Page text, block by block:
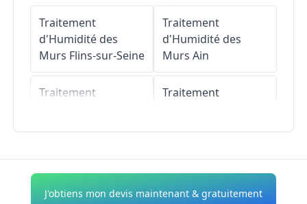
Traitement
d'Humidité des
Murs Flins-sur-Seine
Traitement
Traitement
d'Humidité des
Murs La Falaise
Traitement
d'Humidité des
Murs Ain
Traitement
Traitement
d'Humidité des
Murs Allier
J'obtiens mon devis maintenant & gratuitement